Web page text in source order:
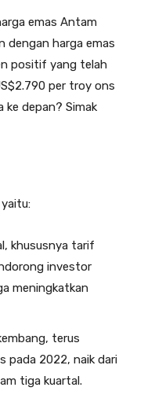
emas Antam
dengan harga emas
positif yang telah
per troy ons
ke depan? Simak
khususnya tarif
investor
meningkatkan
terus
pada 2022, naik dari
tiga kuartal.